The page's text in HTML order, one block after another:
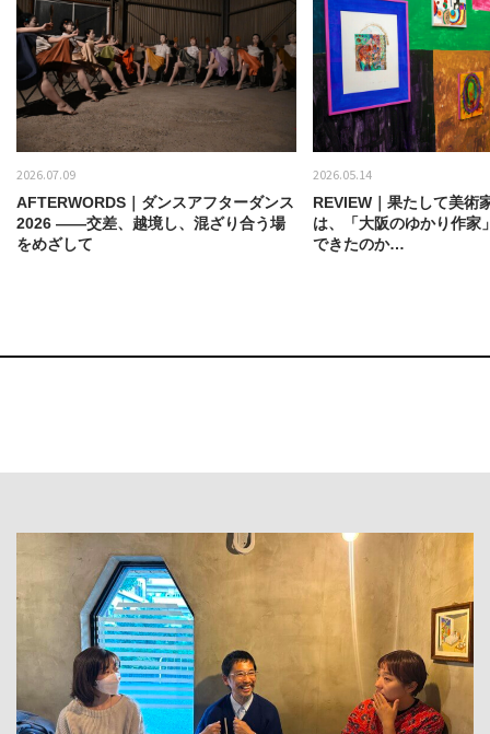
2026.07.09
AFTERWORDS｜ダンスアフターダンス
2026 ——交差、越境し、混ざり合う場
をめざして
2026.05.14
REVIEW｜果たして美術
は、「大阪のゆかり作家
できたのか…